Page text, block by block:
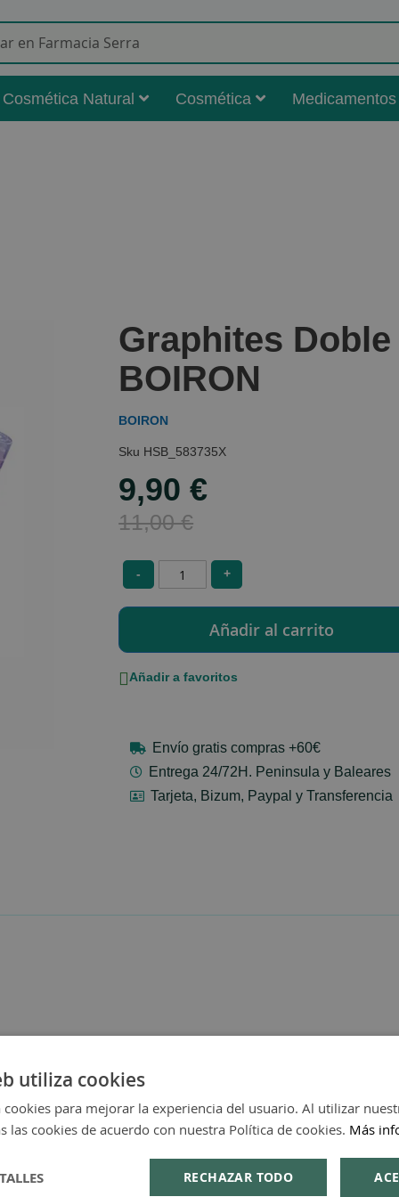
Cosmética Natural Cosmética Medicamentos
Graphites
BOIRON
BOIRON
HSB_583735X
Special
Price
9,90 €
11,00 €
- +
Añadir a favoritos
Envío gratis compras +60€
Entrega 24/72H. Peninsula y Baleares
Tarjeta, Bizum, Paypal y Transferencia
utiliza cookies
cookies para mejorar la experiencia del usuario. Al utilizar
las cookies de acuerdo con nuestra Política de cookies. Más
RECHAZAR TODO